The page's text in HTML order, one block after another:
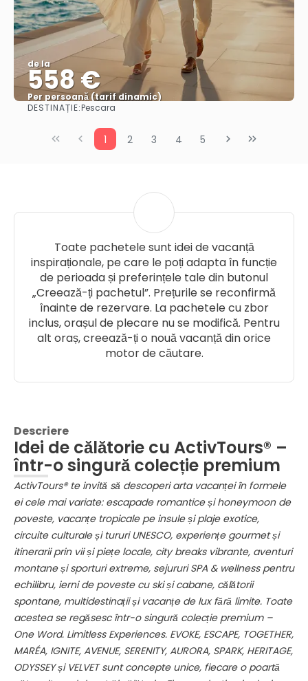
de la
558 €
Per persoană (tarif dinamic)
DESTINAȚIE:Pescara
1 2 3 4 5
Toate pachetele sunt idei de vacanță
inspiraționale, pe care le poți adapta în funcție
de perioada și preferințele tale din butonul
„Creează-ți pachetul”. Prețurile se reconfirmă
înainte de rezervare. La pachetele cu zbor
inclus, orașul de plecare nu se modifică. Pentru
alt oraș, creează-ți o nouă vacanță din orice
motor de căutare.
Descriere
Idei de călătorie cu ActivTours® –
într-o singură colecție premium
ActivTours® te invită să descoperi arta vacanței în formele
ei cele mai variate: escapade romantice și honeymoon de
poveste, vacanțe tropicale pe insule și plaje exotice,
circuite culturale și tururi UNESCO, experiențe gourmet și
itinerarii prin vii și piețe locale, city breaks vibrante, aventuri
montane și sporturi extreme, sejururi SPA & wellness pentru
echilibru, ierni de poveste cu ski și cabane, călătorii
spontane, multidestinații și vacanțe de lux fără limite. Toate
acestea se regăsesc într-o singură colecție premium –
One Word. Limitless Experiences. EVOKE, ESCAPE, TOGETHER,
MARÉA, IGNITE, AVENUE, SERENITY, AURORA, SPARK, HERITAGE,
ODYSSEY și VELVET sunt concepte unice, fiecare o poartă